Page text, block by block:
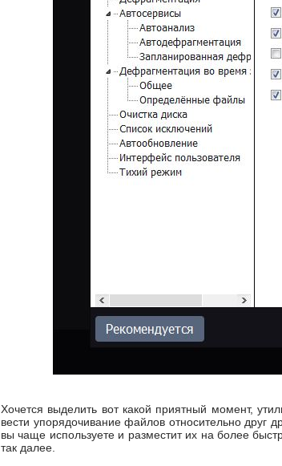
Хочется выделить вот какой приятный момент,
вести упорядочивание файлов относительно друг
вы чаще используете и разместит их на более
так далее.